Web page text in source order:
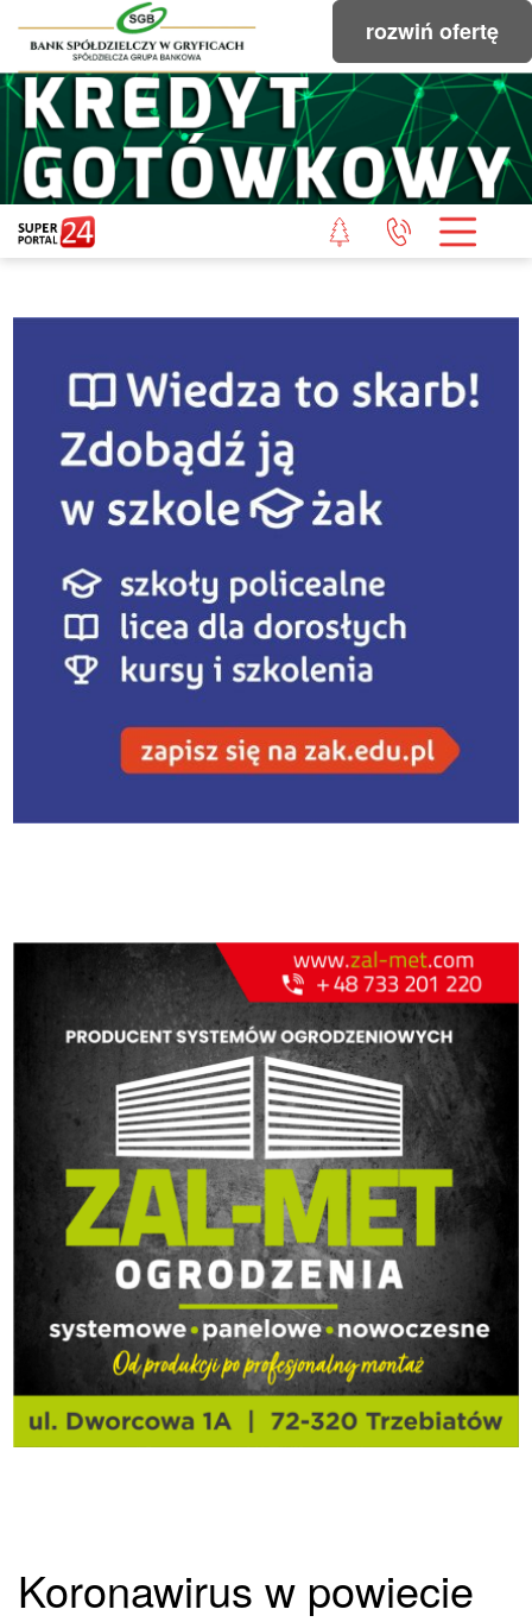
rozwiń ofertę
Koronawirus w powiecie
STRONA GŁÓWNA
POWIAT GRYFICKI
STUDIO SUPERPORTALU
KONTAKT
REDAKCJA
REGULAMIN